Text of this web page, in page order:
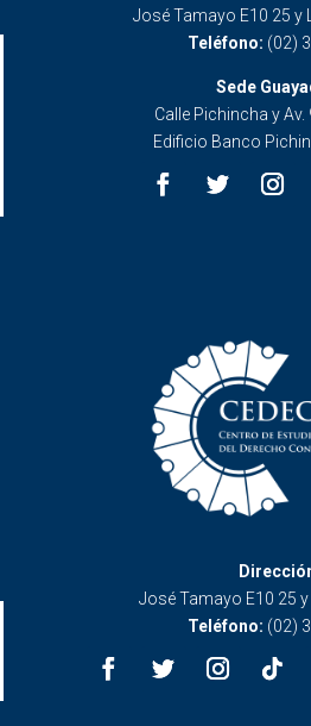
José Tamayo E10 25 y
Teléfono: (02)
Sede
Calle Pichincha y Av.
Edificio Banco
José Tamayo E10 25
Teléfono: (02)